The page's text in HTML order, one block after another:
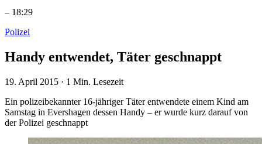
– 18:29
Polizei
Handy entwendet, Täter geschnappt
19. April 2015 · 1 Min. Lesezeit
Ein polizeibekannter 16-jähriger Täter entwendete einem Kind am
Samstag in Evershagen dessen Handy – er wurde kurz darauf von
der Polizei geschnappt